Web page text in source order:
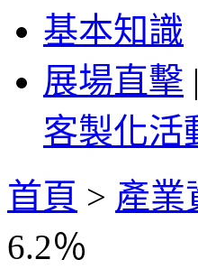
基本知識
展場直擊 |
客製化活
首頁 > 產業
6.2％